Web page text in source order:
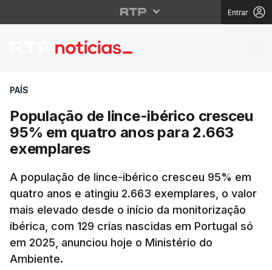
Entrar
População de lince-
PAÍS
População de lince-ibérico cresceu
95% em quatro anos para 2.663
exemplares
A população de lince-ibérico cresceu 95% em
quatro anos e atingiu 2.663 exemplares, o valor
mais elevado desde o início da monitorização
ibérica, com 129 crias nascidas em Portugal só
em 2025, anunciou hoje o Ministério do
Ambiente.